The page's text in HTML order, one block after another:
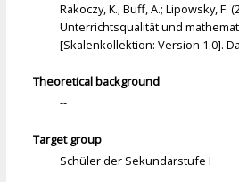
Rakoczy, K.; Buff, A.; Lipowsky,
Unterrichtsqualität und
[Skalenkollektion: Version 1.0].
Theoretical background
--
Target group
Schüler der Sekundarstufe I